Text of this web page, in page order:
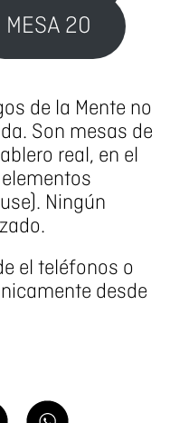
MESA 20
de la Mente no
Son mesas de
real, en el
Ningún
el teléfonos o
desde